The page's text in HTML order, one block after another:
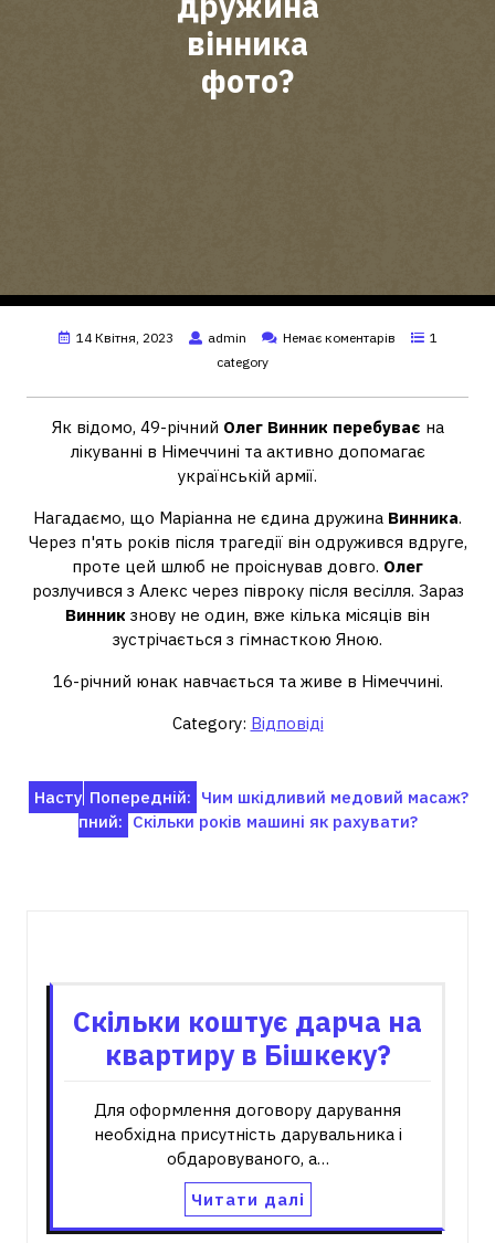
вінника
фото?
14 Квітня, 2023 admin Немає коментарів
1
category
Як відомо, 49-річний Олег Винник перебуває на
лікуванні в Німеччині та активно допомагає
українській армії.
Нагадаємо, що Маріанна не єдина дружина Винника.
Через п'ять років після трагедії він одружився вдруге,
проте цей шлюб не проіснував довго. Олег
розлучився з Алекс через півроку після весілля. Зараз
Винник знову не один, вже кілька місяців він
зустрічається з гімнасткою Яною.
16-річний юнак навчається та живе в Німеччині.
Category: Відповіді
Навігація
записів
Попередній: Чим шкідливий медовий масаж?
Насту
пний: Скільки років машині як рахувати?
Скільки коштує дарча на
квартиру в Бішкеку?
Для оформлення договору дарування
необхідна присутність дарувальника і
обдаровуваного, а…
Читати далі